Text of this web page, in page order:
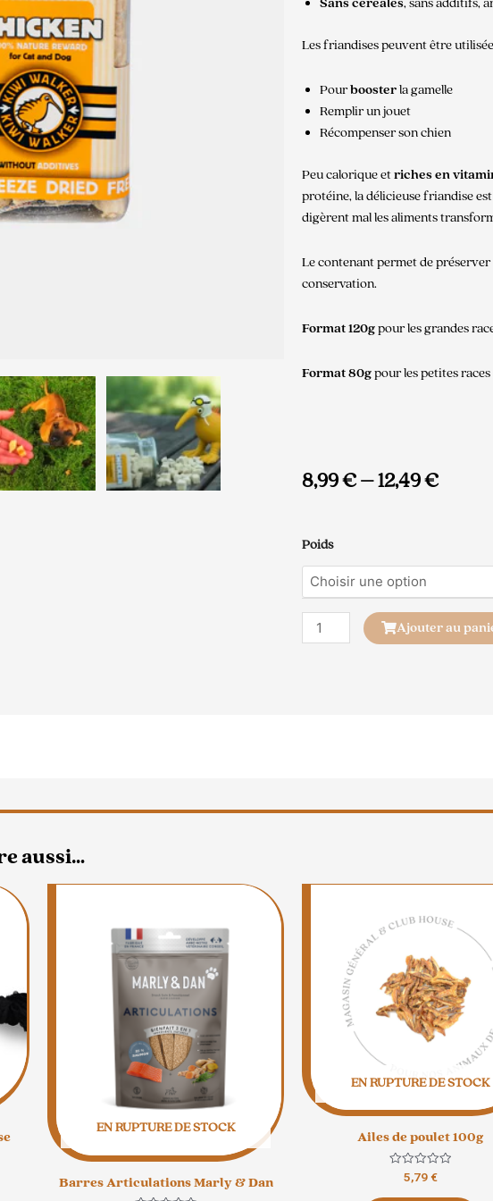
Les friandisespeuvent être
Pourboosterla gamelle
Remplir un jouet
Récompenser son chien
Peu calorique etriches en
protéine, la délicieuse friandise
digèrent mal les aliments
Le contenant permet de
conservation.
Format 120gpour les grandes
Format 80gpour les petites races
8,99€–12,49€
Poids
quantité
de
Friandises
Kiwi
Walker
Ajouter au
aussi…
EN RUPTURE DE STOCK
Barres Articulations Marly & Dan
EN RUPTURE DE STOCK
Ailes de poulet 100g
Note
sur
5,79€